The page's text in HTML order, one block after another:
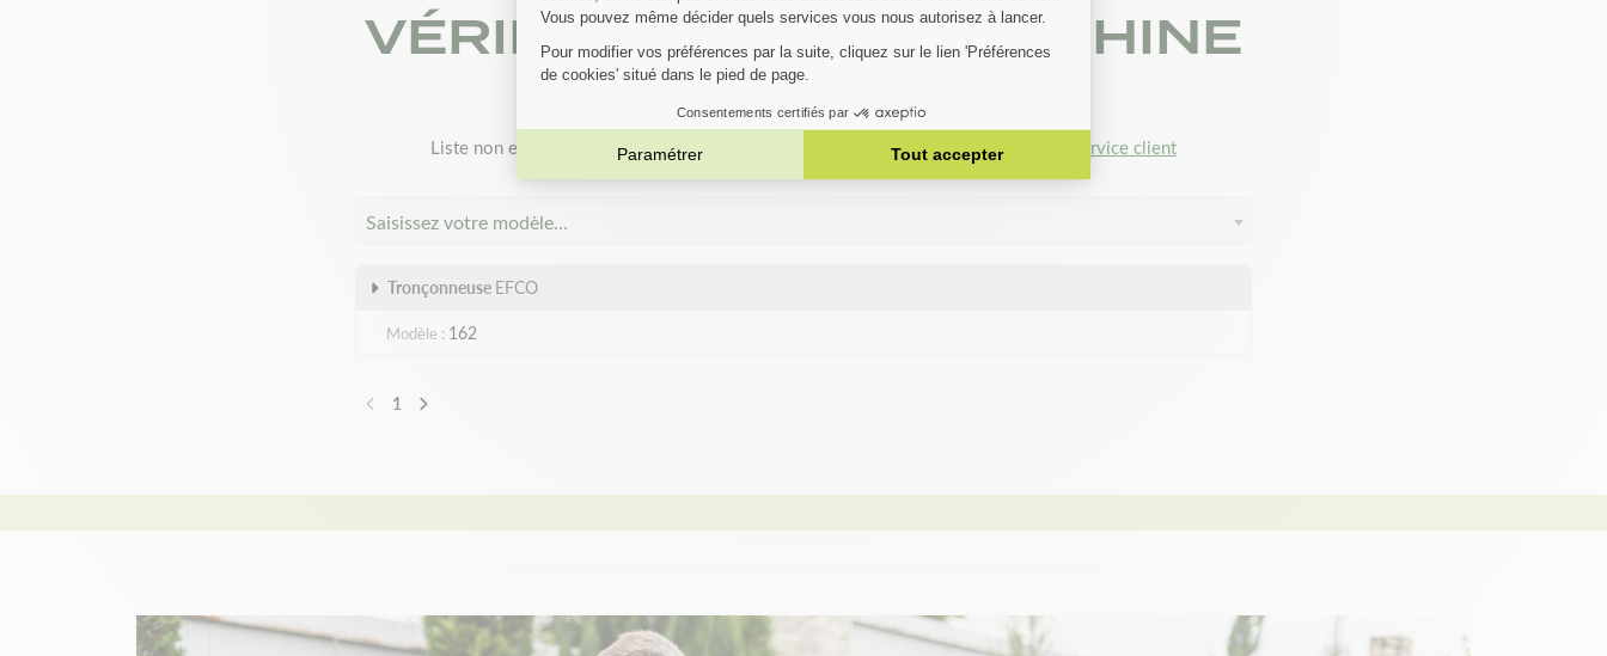
VÉRIFIEZ SI VOTRE MACHINE
EST COMPATIBLE
Liste non exhaustive. Si votre machine ne figure pas dans la liste,Contactez notre service client
Saisissez votre modèle…
Tronçonneuse EFCO
Modèle 162
Précédent
1 Suivant